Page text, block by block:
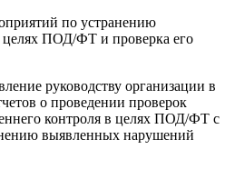
по устранению
ПОД/ФТ и проверка его
руководству организации в
о проведении проверок
контроля в целях ПОД/ФТ с
выявленных нарушений